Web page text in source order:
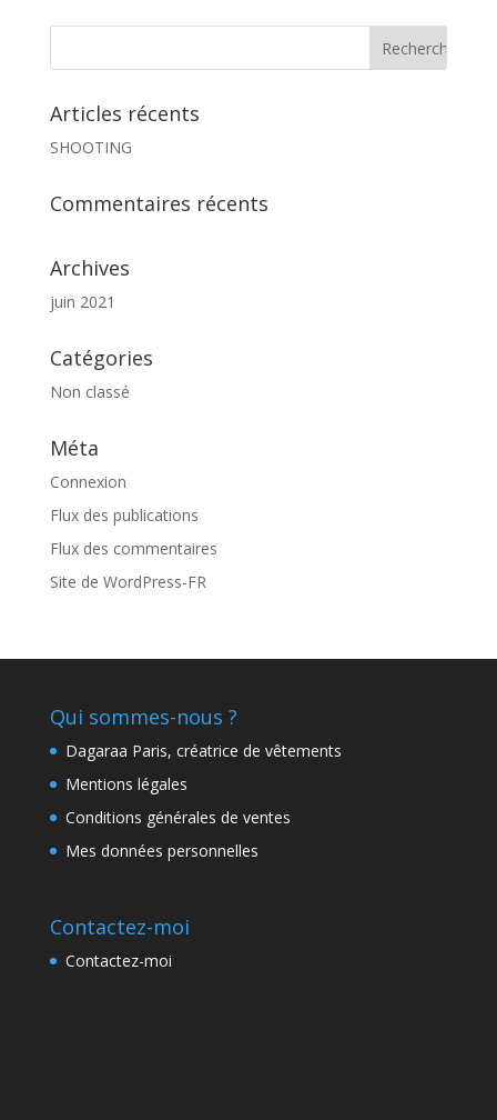
Articles récents
SHOOTING
Commentaires récents
Archives
juin 2021
Catégories
Non classé
Méta
Connexion
Flux des publications
Flux des commentaires
Site de WordPress-FR
Qui sommes-nous ?
Dagaraa Paris, créatrice de vêtements
Mentions légales
Conditions générales de ventes
Mes données personnelles
Contactez-moi
Contactez-moi